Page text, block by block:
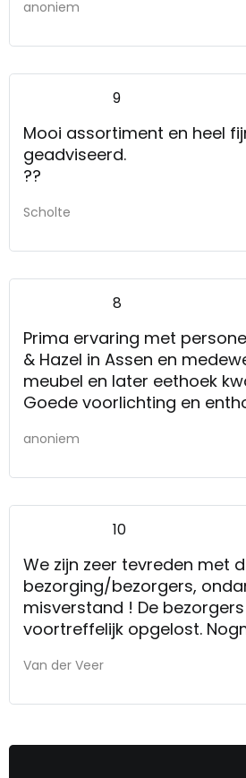
anoniem
9
Mooi assortiment en heel
geadviseerd.
??
Scholte
8
Prima ervaring met
& Hazel in Assen en
meubel en later eethoek
Goede voorlichting en
afgesproken data.
anoniem
10
We zijn zeer tevreden met
bezorging/bezorgers,
misverstand ! De bezorgers hebben het
voortreffelijk opgelost.
Van der Veer